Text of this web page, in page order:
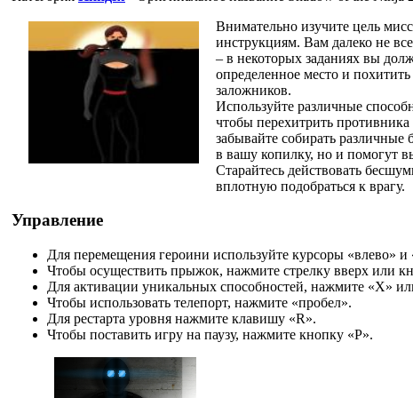
Внимательно изучите цель
инструкциям. Вам далеко не
– в некоторых заданиях вы
определенное место и
заложников.
Используйте различные
чтобы перехитрить
забывайте собирать различные
в вашу копилку, но и помогут
Старайтесь действовать
вплотную подобраться к врагу.
Управление
Для перемещения героини используйте курсоры «влево»
Чтобы осуществить прыжок, нажмите стрелку вверх или
Для активации уникальных способностей, нажмите «Х»
Чтобы использовать телепорт, нажмите «пробел».
Для рестарта уровня нажмите клавишу «R».
Чтобы поставить игру на паузу, нажмите кнопку «Р».